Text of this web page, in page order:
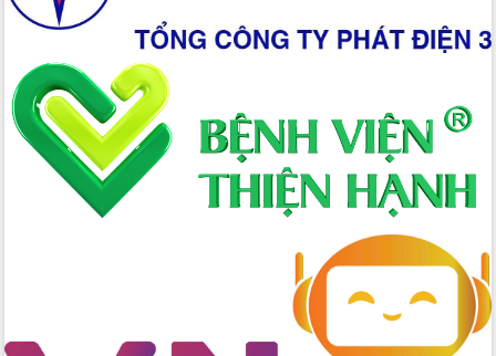
Quyết liệt tháo gỡ vướng mắc, đẩy
nhanh tiến độ các dự án trọng điểm
trong Khu kinh tế Nam Phú Yên
Hòn Yến phát triển du lịch gắn với bảo
tồn biển
Lấy ý kiến điều chỉnh Quy hoạch tỉnh
Đắk Lắk thời kỳ 2021-2030, tầm nhìn
đến năm 2050
Phát động chiến dịch 30 ngày đêm
II/2026